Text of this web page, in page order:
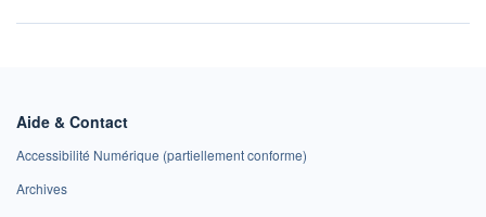
Aide & Contact
Accessibilité Numérique (partiellement conforme)
Archives